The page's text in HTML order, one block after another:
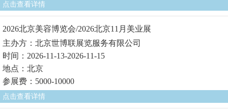
点击查看详情
2026北京美容博览会/2026北京11月美业展
主办方：北京世博联展览服务有限公司
时间：2026-11-13-2026-11-15
地点：北京
参展费：5000-10000
点击查看详情